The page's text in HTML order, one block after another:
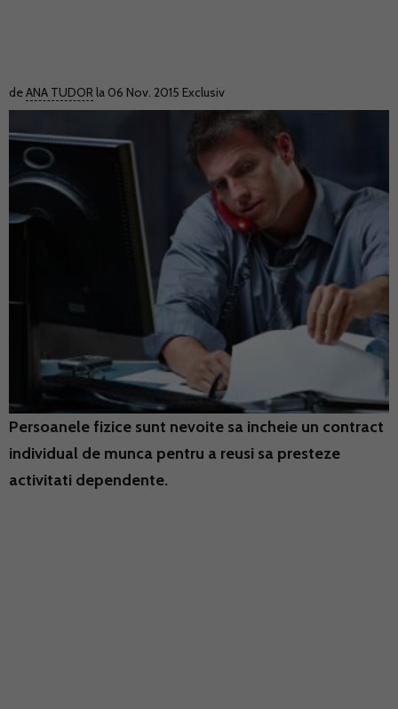
deANA TUDOR la 06 Nov. 2015 Exclusiv
Persoanele fizice sunt nevoite sa incheie un contract
individual de munca pentru a reusi sa presteze
activitati dependente.